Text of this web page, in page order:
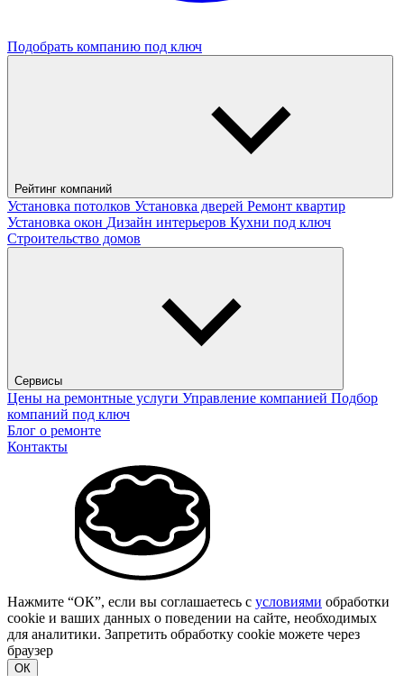
Подобрать компанию под ключ
Рейтинг компаний
Установка потолков Установка дверей Ремонт квартир
Установка окон Дизайн интерьеров Кухни под ключ
Строительство домов
Сервисы
Цены на ремонтные услуги Управление компанией Подбор
компаний под ключ
Блог о ремонте
Контакты
Нажмите “ОК”, если вы соглашаетесь с условиями обработки
cookie и ваших данных о поведении на сайте, необходимых
для аналитики. Запретить обработку cookie можете через
браузер
ОК